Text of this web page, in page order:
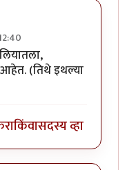
पण मग
(तिथे इथल्या
किंवासदस्य व्हा